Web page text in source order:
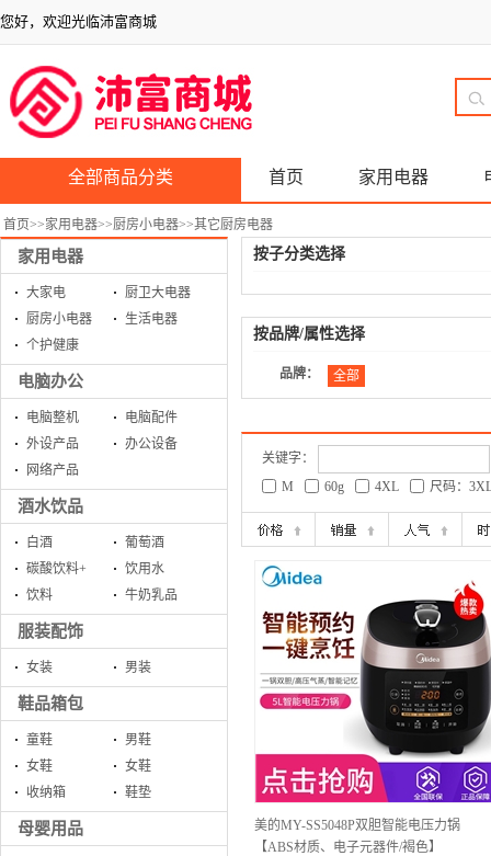
您好，欢迎光临沛富商城
全部商品分类 首页 家用电器
首页>>家用电器>>厨房小电器>>其它厨房电器
家用电器
大家电
厨卫大电器
厨房小电器
生活电器
个护健康
电脑办公
电脑整机
电脑配件
外设产品
办公设备
网络产品
酒水饮品
白酒
葡萄酒
碳酸饮料+
饮用水
饮料
牛奶乳品
服装配饰
女装 男装
鞋品箱包
童鞋
男鞋
女鞋
女鞋
收纳箱
鞋垫
母婴用品
按子分类选择
按品牌/属性选择
品牌： 全部
关键字：
M
60g 4XL 尺码：
美的MY-SS5048P双胆智能电压力锅
【ABS材质、电子元器件/褐色】